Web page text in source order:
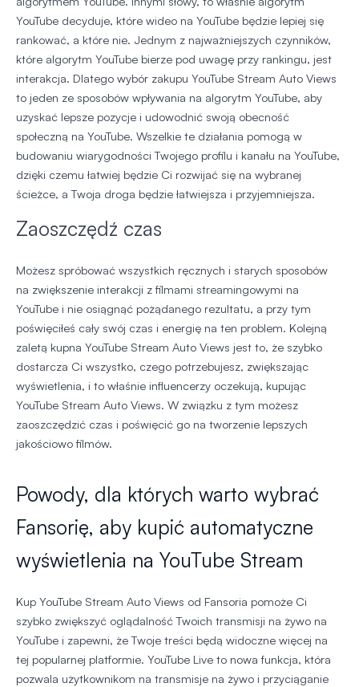
YouTube decyduje, które wideo na YouTube będzie lepiej się
rankować, a które nie. Jednym z najważniejszych czynników,
które algorytm YouTube bierze pod uwagę przy rankingu, jest
interakcja. Dlatego wybór zakupu YouTube Stream Auto Views
to jeden ze sposobów wpływania na algorytm YouTube, aby
uzyskać lepsze pozycje i udowodnić swoją obecność
społeczną na YouTube. Wszelkie te działania pomogą w
budowaniu wiarygodności Twojego profilu i kanału na YouTube,
dzięki czemu łatwiej będzie Ci rozwijać się na wybranej
ścieżce, a Twoja droga będzie łatwiejsza i przyjemniejsza.
Zaoszczędź czas
Możesz spróbować wszystkich ręcznych i starych sposobów
na zwiększenie interakcji z filmami streamingowymi na
YouTube i nie osiągnąć pożądanego rezultatu, a przy tym
poświęciłeś cały swój czas i energię na ten problem. Kolejną
zaletą kupna YouTube Stream Auto Views jest to, że szybko
dostarcza Ci wszystko, czego potrzebujesz, zwiększając
wyświetlenia, i to właśnie influencerzy oczekują, kupując
YouTube Stream Auto Views. W związku z tym możesz
zaoszczędzić czas i poświęcić go na tworzenie lepszych
jakościowo filmów.
Powody, dla których warto wybrać
Fansorię, aby kupić automatyczne
wyświetlenia na YouTube Stream
Kup YouTube Stream Auto Views od Fansoria pomoże Ci
szybko zwiększyć oglądalność Twoich transmisji na żywo na
YouTube i zapewni, że Twoje treści będą widoczne więcej na
tej popularnej platformie. YouTube Live to nowa funkcja, która
pozwala użytkownikom na transmisje na żywo i przyciąganie